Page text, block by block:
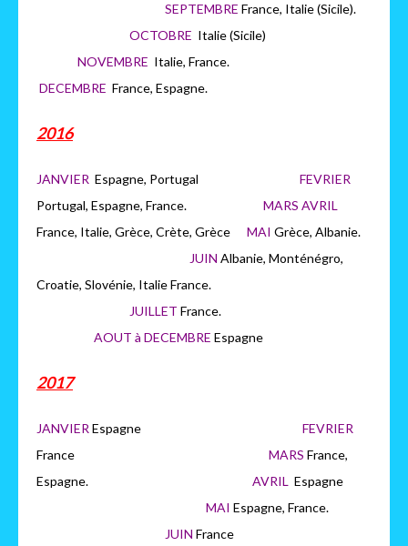
SEPTEMBRE France, Italie (Sicile).
OCTOBRE Italie (Sicile)
NOVEMBRE Italie, France.
DECEMBRE France, Espagne.
2016
JANVIER Espagne, Portugal FEVRIER
Portugal, Espagne, France. MARS AVRIL
France, Italie, Grèce, Crète, Grèce MAI Grèce, Albanie.
JUIN Albanie, Monténégro,
Croatie, Slovénie, Italie France.
JUILLET France.
AOUT à DECEMBRE Espagne
2017
JANVIER Espagne FEVRIER
France MARS France,
Espagne. AVRIL Espagne
MAI Espagne, France.
JUIN France